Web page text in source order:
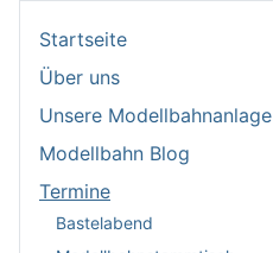
Startseite
Über uns
Unsere Modellbahnanlage
Modellbahn Blog
Termine
Bastelabend